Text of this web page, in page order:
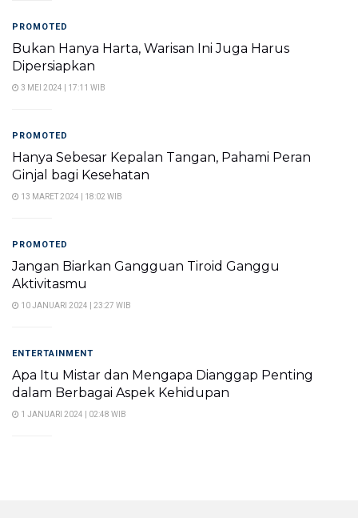
PROMOTED
Bukan Hanya Harta, Warisan Ini Juga Harus
Dipersiapkan
3 MEI 2024 | 17:11 WIB
PROMOTED
Hanya Sebesar Kepalan Tangan, Pahami Peran
Ginjal bagi Kesehatan
13 MARET 2024 | 18:02 WIB
PROMOTED
Jangan Biarkan Gangguan Tiroid Ganggu
Aktivitasmu
10 JANUARI 2024 | 23:27 WIB
ENTERTAINMENT
Apa Itu Mistar dan Mengapa Dianggap Penting
dalam Berbagai Aspek Kehidupan
1 JANUARI 2024 | 02:48 WIB